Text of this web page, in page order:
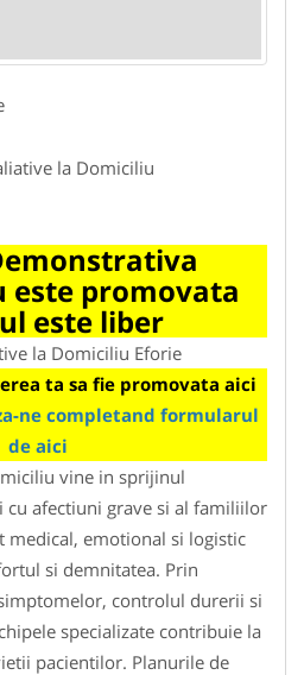
la Domiciliu
este promovata
este liber
la Domiciliu Eforie
ta sa fie promovata aici
ne completand formularul
de aici
vine in sprijinul
cu afectiuni grave si al familiilor
medical, emotional si logistic
si demnitatea. Prin
controlul durerii si
specializate contribuie la
pacientilor. Planurile de